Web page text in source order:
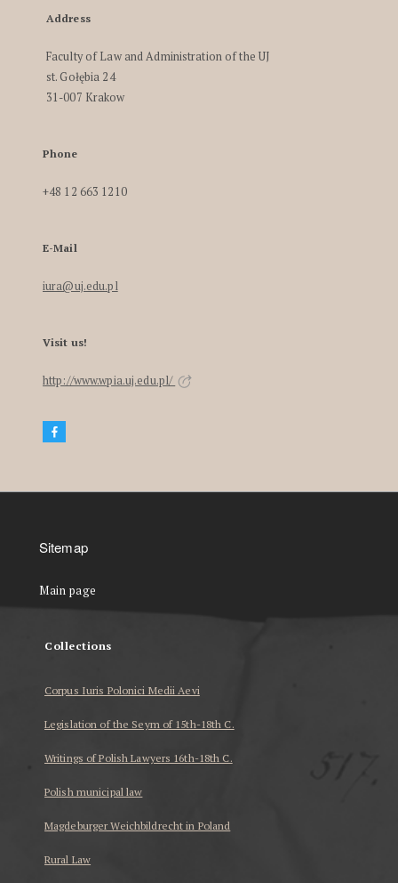
Address
Faculty of Law and Administration of the UJ
st. Gołębia 24
31-007 Krakow
Phone
+48 12 663 1210
E-Mail
iura@uj.edu.pl
Visit us!
http://www.wpia.uj.edu.pl/
Sitemap
Main page
Collections
Corpus Iuris Polonici Medii Aevi
Legislation of the Seym of 15th-18th C.
Writings of Polish Lawyers 16th-18th C.
Polish municipal law
Magdeburger Weichbildrecht in Poland
Rural Law